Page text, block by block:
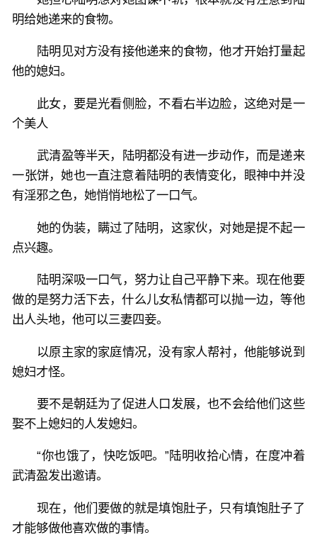
明给她递来的食物。
陆明见对方没有接他递来的食物，他才开始打量起
他的媳妇。
此女，要是光看侧脸，不看右半边脸，这绝对是一
个美人
武清盈等半天，陆明都没有进一步动作，而是递来
一张饼，她也一直注意着陆明的表情变化，眼神中并没
有淫邪之色，她悄悄地松了一口气。
她的伪装，瞒过了陆明，这家伙，对她是提不起一
点兴趣。
陆明深吸一口气，努力让自己平静下来。现在他要
做的是努力活下去，什么儿女私情都可以抛一边，等他
出人头地，他可以三妻四妾。
以原主家的家庭情况，没有家人帮衬，他能够说到
媳妇才怪。
要不是朝廷为了促进人口发展，也不会给他们这些
娶不上媳妇的人发媳妇。
“你也饿了，快吃饭吧。”陆明收拾心情，在度冲着
武清盈发出邀请。
现在，他们要做的就是填饱肚子，只有填饱肚子了
才能够做他喜欢做的事情。